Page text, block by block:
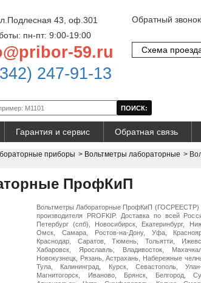
43, оф.301
пн-пт: 9:00-19:00
59.ru
247-91-13
Обратный звонок
Схема
Гарантия и сервис Обратная связь
приборы > Вольтметры лабораторные >
ПрофКиП
Вольтметры Лабораторные ПрофКиП (ГОСРЕЕСТР)
производителя PROFKIP. Доставка по всей
Петербург (спб), Новосибирск, Екатеринбург,
Омск, Самара, Ростов-на-Дону, Уфа,
Краснодар, Саратов, Тюмень, Тольятти,
Хабаровск, Ярославль, Владивосток,
Новокузнецк, Рязань, Астрахань, Набережные
Тула, Калининград, Курск, Севастополь,
Магнитогорск, Иваново, Брянск, Белгород,